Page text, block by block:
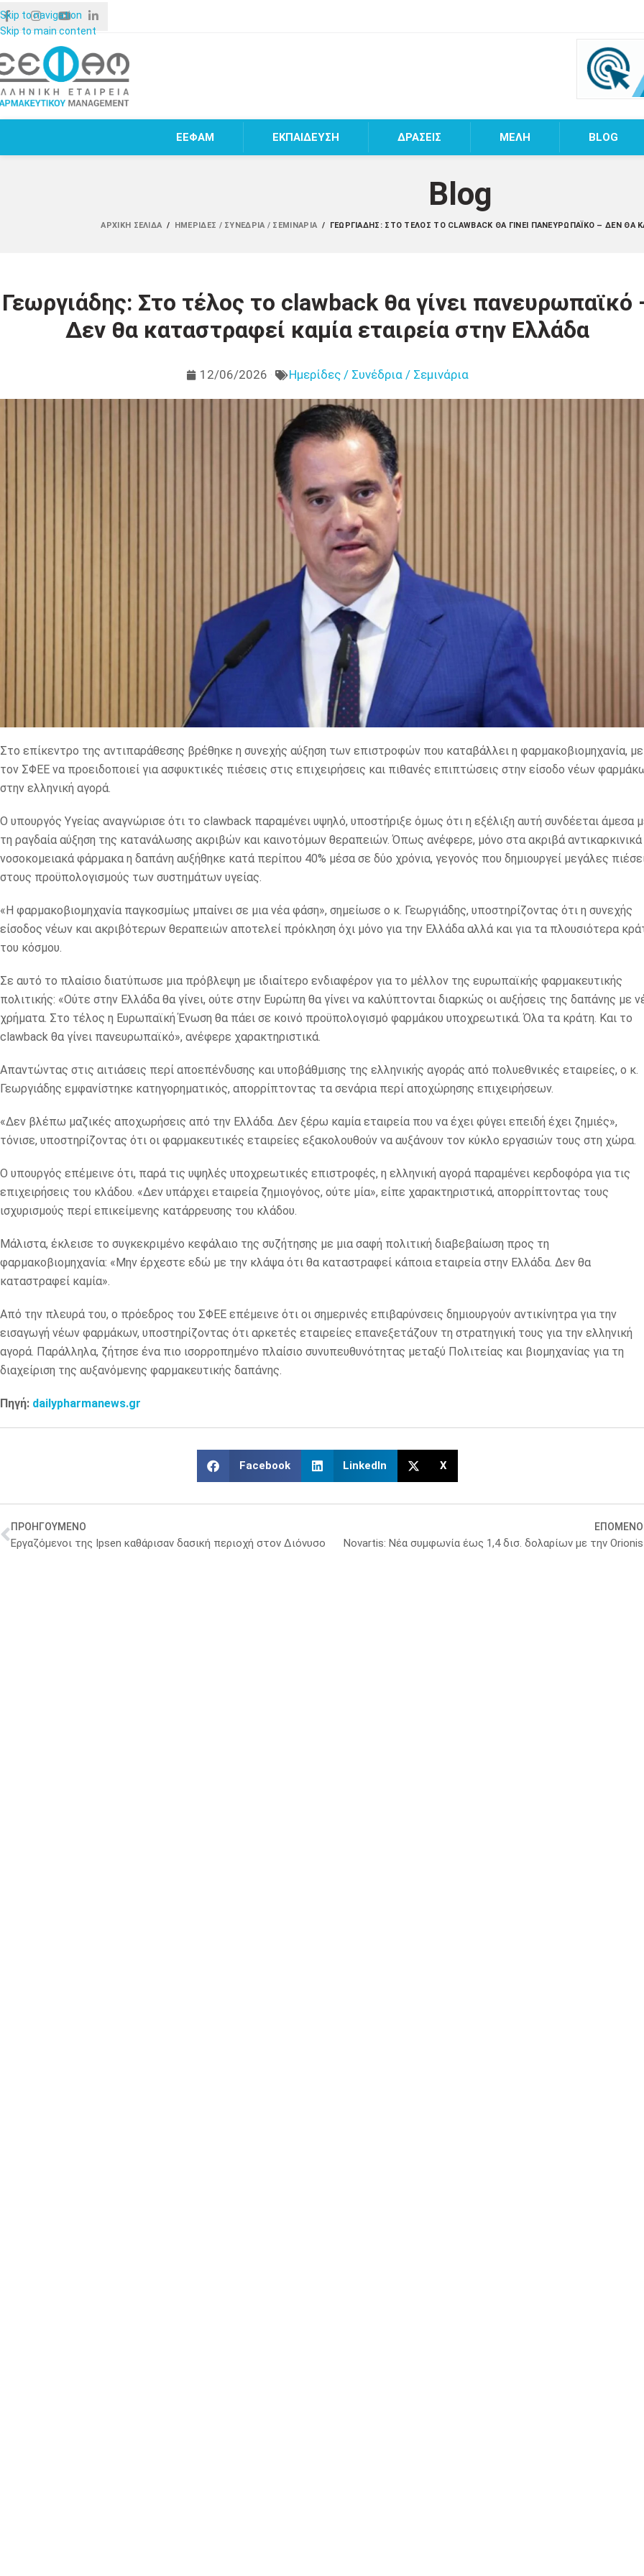
Skip to navigation
Skip to main content
ΕΕΦΑΜ ΕΚΠΑΙΔΕΥΣΗ ΔΡΑΣΕΙΣ MEΛΗ BLOG
Blog
ΑΡΧΙΚΉ ΣΕΛΊΔΑ / ΗΜΕΡΊΔΕΣ / ΣΥΝΈΔΡΙΑ / ΣΕΜΙΝΆΡΙΑ / ΓΕΩΡΓΙΆΔΗΣ: ΣΤΟ ΤΈΛΟΣ ΤΟ CLAWBACK ΘΑ ΓΊΝΕΙ ΠΑΝΕΥΡΩΠΑΪΚΌ – ΔΕΝ ΘΑ
Γεωργιάδης: Στο τέλος το clawback θα γίνει πανευρωπαϊκό
Δεν θα καταστραφεί καμία εταιρεία στην Ελλάδα
12/06/2026 Ημερίδες / Συνέδρια / Σεμινάρια
Στο επίκεντρο της αντιπαράθεσης βρέθηκε η συνεχής αύξηση των επιστροφών που καταβάλλει η φαρμακοβιομηχανία, με
τον ΣΦΕΕ να προειδοποιεί για ασφυκτικές πιέσεις στις επιχειρήσεις και πιθανές επιπτώσεις στην είσοδο νέων
στην ελληνική αγορά.
Ο υπουργός Υγείας αναγνώρισε ότι το clawback παραμένει υψηλό, υποστήριξε όμως ότι η εξέλιξη αυτή συνδέεται άμεσα
τη ραγδαία αύξηση της κατανάλωσης ακριβών και καινοτόμων θεραπειών. Όπως ανέφερε, μόνο στα ακριβά αντικαρκινικά
νοσοκομειακά φάρμακα η δαπάνη αυξήθηκε κατά περίπου 40% μέσα σε δύο χρόνια, γεγονός που δημιουργεί μεγάλες
στους προϋπολογισμούς των συστημάτων υγείας.
«Η φαρμακοβιομηχανία παγκοσμίως μπαίνει σε μια νέα φάση», σημείωσε ο κ. Γεωργιάδης, υποστηρίζοντας ότι η συνεχής
είσοδος νέων και ακριβότερων θεραπειών αποτελεί πρόκληση όχι μόνο για την Ελλάδα αλλά και για τα πλουσιότερα
του κόσμου.
Σε αυτό το πλαίσιο διατύπωσε μια πρόβλεψη με ιδιαίτερο ενδιαφέρον για το μέλλον της ευρωπαϊκής φαρμακευτικής
πολιτικής: «Ούτε στην Ελλάδα θα γίνει, ούτε στην Ευρώπη θα γίνει να καλύπτονται διαρκώς οι αυξήσεις της δαπάνης με
χρήματα. Στο τέλος η Ευρωπαϊκή Ένωση θα πάει σε κοινό προϋπολογισμό φαρμάκου υποχρεωτικά. Όλα τα κράτη. Και το
clawback θα γίνει πανευρωπαϊκό», ανέφερε χαρακτηριστικά.
Απαντώντας στις αιτιάσεις περί αποεπένδυσης και υποβάθμισης της ελληνικής αγοράς από πολυεθνικές εταιρείες, ο κ.
Γεωργιάδης εμφανίστηκε κατηγορηματικός, απορρίπτοντας τα σενάρια περί αποχώρησης επιχειρήσεων.
«Δεν βλέπω μαζικές αποχωρήσεις από την Ελλάδα. Δεν ξέρω καμία εταιρεία που να έχει φύγει επειδή έχει ζημιές»,
τόνισε, υποστηρίζοντας ότι οι φαρμακευτικές εταιρείες εξακολουθούν να αυξάνουν τον κύκλο εργασιών τους στη χώρα.
Ο υπουργός επέμεινε ότι, παρά τις υψηλές υποχρεωτικές επιστροφές, η ελληνική αγορά παραμένει κερδοφόρα για τις
επιχειρήσεις του κλάδου. «Δεν υπάρχει εταιρεία ζημιογόνος, ούτε μία», είπε χαρακτηριστικά, απορρίπτοντας τους
ισχυρισμούς περί επικείμενης κατάρρευσης του κλάδου.
Μάλιστα, έκλεισε το συγκεκριμένο κεφάλαιο της συζήτησης με μια σαφή πολιτική διαβεβαίωση προς τη
φαρμακοβιομηχανία: «Μην έρχεστε εδώ με την κλάψα ότι θα καταστραφεί κάποια εταιρεία στην Ελλάδα. Δεν θα
καταστραφεί καμία».
Από την πλευρά του, ο πρόεδρος του ΣΦΕΕ επέμεινε ότι οι σημερινές επιβαρύνσεις δημιουργούν αντικίνητρα για την
εισαγωγή νέων φαρμάκων, υποστηρίζοντας ότι αρκετές εταιρείες επανεξετάζουν τη στρατηγική τους για την ελληνική
αγορά. Παράλληλα, ζήτησε ένα πιο ισορροπημένο πλαίσιο συνυπευθυνότητας μεταξύ Πολιτείας και βιομηχανίας για τη
διαχείριση της αυξανόμενης φαρμακευτικής δαπάνης.
Πηγή: dailypharmanews.gr
Facebook LinkedIn X
ΠΡΟΗΓΟΥΜΕΝΟ
Εργαζόμενοι της Ipsen καθάρισαν δασική περιοχή στον Διόνυσο
ΕΠΟΜΕΝΟ
Novartis: Νέα συμφωνία έως 1,4 δισ. δολαρίων με την Orionis